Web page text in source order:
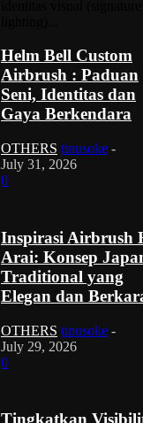
Helm Bell Custom
Airbrush : Paduan
Seni, Identitas dan
Gaya Berkendara
OTHERS tinusoke -
July 31, 2026
0
Inspirasi Airbrush
Arai: Konsep
Traditional yang
Elegan dan
OTHERS tinusoke -
July 29, 2026
0
Tingkatkan